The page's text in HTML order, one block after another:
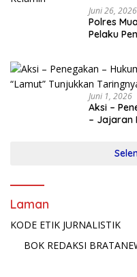
Juni 26, 2026
Polres
Pelaku
Juni 1, 2026
Aksi –
– Jajaran
Laman
KODE ETIK JURNALISTIK
BOK REDAKSI